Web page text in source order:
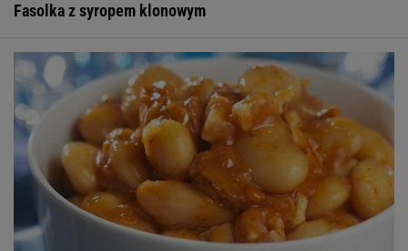
Fasolka z syropem klonowym